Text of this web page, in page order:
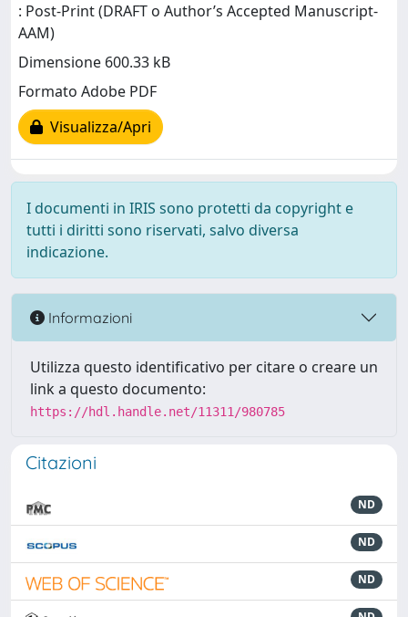
: Post-Print (DRAFT o Author’s Accepted Manuscript-
AAM)
Dimensione 600.33 kB
Formato Adobe PDF
Visualizza/Apri
I documenti in IRIS sono protetti da copyright e
tutti i diritti sono riservati, salvo diversa
indicazione.
Informazioni
Utilizza questo identificativo per citare o creare un
link a questo documento:
https://hdl.handle.net/11311/980785
Citazioni
ND
ND
ND